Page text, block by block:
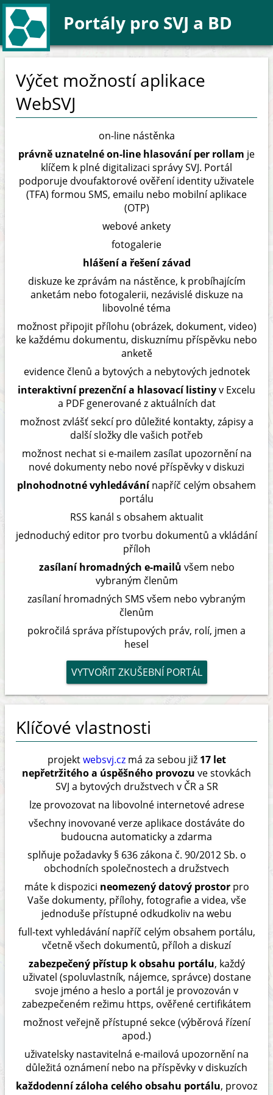
Portály pro SVJ a BD
Portály pro SVJ a BD
Výčet možností aplikace
WebSVJ
on-line nástěnka
právně uznatelné on-line hlasování per rollam je
klíčem k plné digitalizaci správy SVJ. Portál
podporuje dvoufaktorové ověření identity uživatele
(TFA) formou SMS, emailu nebo mobilní aplikace
(OTP)
webové ankety
fotogalerie
hlášení a řešení závad
diskuze ke zprávám na nástěnce, k probíhajícím
anketám nebo fotogalerii, nezávislé diskuze na
libovolné téma
možnost připojit přílohu (obrázek, dokument, video)
ke každému dokumentu, diskuznímu příspěvku nebo
anketě
evidence členů a bytových a nebytových jednotek
interaktivní prezenční a hlasovací listinyv Excelu
a PDF generované z aktuálních dat
možnost zvlášť sekcí pro důležité kontakty, zápisy a
další složky dle vašich potřeb
možnost nechat si e-mailem zasílat upozornění na
nové dokumenty nebo nové příspěvky v diskuzi
plnohodnotné vyhledávánínapříč celým obsahem
portálu
RSS kanál s obsahem aktualit
jednoduchý editor pro tvorbu dokumentů a vkládání
příloh
zasílaní hromadných e-mailů všem nebo
vybraným členům
zasílaní hromadných SMS všem nebo vybraným
členům
pokročilá správa přístupových práv, rolí, jmen a
hesel
VYTVOŘIT ZKUŠEBNÍ PORTÁL
Klíčové vlastnosti
projektwebsvj.czmá za sebou již 17 let
nepřetržitého a úspěšného provozu ve stovkách
SVJ a bytových družstvech v ČR a SR
lze provozovat na libovolné internetové adrese
všechny inovované verze aplikace dostáváte do
budoucna automaticky a zdarma
splňuje požadavky § 636 zákona č. 90/2012 Sb. o
obchodních společnostech a družstvech
máte k dispozici neomezený datový prostorpro
Vaše dokumenty, přílohy, fotografie a videa, vše
jednoduše přístupné odkudkoliv na webu
full-text vyhledávání napříč celým obsahem portálu,
včetně všech dokumentů, příloh a diskuzí
zabezpečený přístup k obsahu portálu, každý
uživatel (spoluvlastník, nájemce, správce) dostane
svoje jméno a heslo a portál je provozován v
zabezpečeném režimu https, ověřené certifikátem
možnost veřejně přístupné sekce (výběrová řízení
apod.)
uživatelsky nastavitelná e-mailová upozornění na
důležitá oznámení nebo na příspěvky v diskuzích
každodenní záloha celého obsahu portálu, provoz